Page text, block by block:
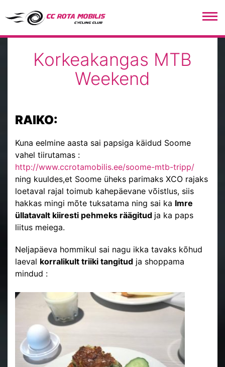
CC Rota Mobilis
Korkeakangas MTB
Weekend
RAIKO:
Kuna eelmine aasta sai papsiga käidud Soome
vahel tiirutamas :
http://www.ccrotamobilis.ee/soome-mtb-tripp/
ning kuuldes,et Soome üheks parimaks XCO rajaks
loetaval rajal toimub kahepäevane võistlus, siis
hakkas mingi mõte tuksatama ning sai ka Imre
üllatavalt kiiresti pehmeks räägitud ja ka paps
liitus meiega.
Neljapäeva hommikul sai nagu ikka tavaks kõhud
laeval korralikult triiki tangitud ja shoppama
mindud :